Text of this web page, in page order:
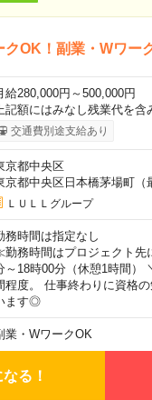
クOK！副業・Wワー
給280,000円～500,000円
上記額にはみなし残業代を
交通費別途支給あり
京都中央区
京都中央区日本橋茅場町（
ＬＵＬＬグループ
務時間は指定なし
務時間はプロジェクト先
～18時00分（休憩1時間）
程度。 仕事終わりに資格
ます◎
業・WワークOK
る！